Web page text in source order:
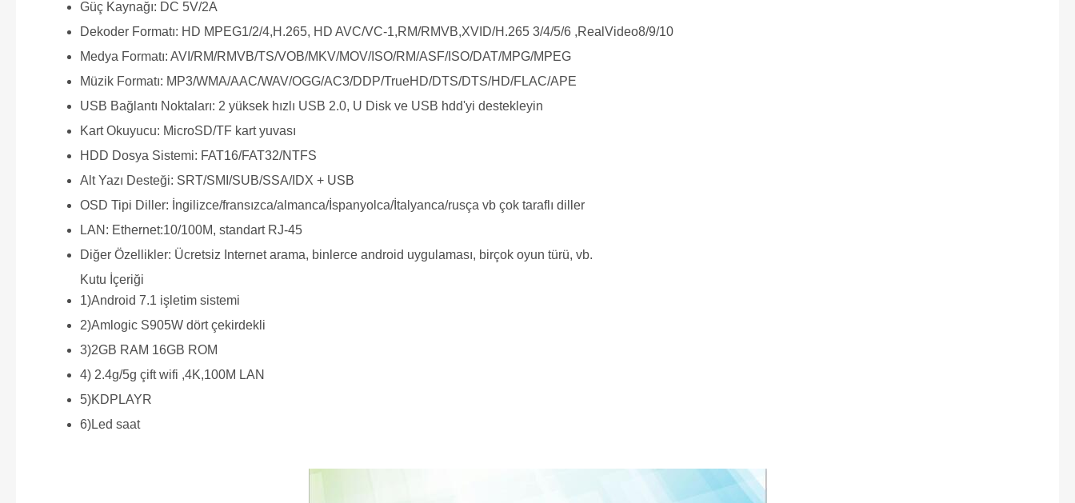
Güç Kaynağı: DC 5V/2A
Dekoder Formatı: HD MPEG1/2/4,H.265, HD AVC/VC-1,RM/RMVB,XVID/H.265 3/4/5/6 ,RealVideo8/9/10
Medya Formatı: AVI/RM/RMVB/TS/VOB/MKV/MOV/ISO/RM/ASF/ISO/DAT/MPG/MPEG
Müzik Formatı: MP3/WMA/AAC/WAV/OGG/AC3/DDP/TrueHD/DTS/DTS/HD/FLAC/APE
USB Bağlantı Noktaları: 2 yüksek hızlı USB 2.0, U Disk ve USB hdd'yi destekleyin
Kart Okuyucu: MicroSD/TF kart yuvası
HDD Dosya Sistemi: FAT16/FAT32/NTFS
Alt Yazı Desteği: SRT/SMI/SUB/SSA/IDX + USB
OSD Tipi Diller: İngilizce/fransızca/almanca/İspanyolca/İtalyanca/rusça vb çok taraflı diller
LAN: Ethernet:10/100M, standart RJ-45
Diğer Özellikler: Ücretsiz Internet arama, binlerce android uygulaması, birçok oyun türü, vb.
Kutu İçeriği
1)Android 7.1 işletim sistemi
2)Amlogic S905W dört çekirdekli
3)2GB RAM 16GB ROM
4) 2.4g/5g çift wifi ,4K,100M LAN
5)KDPLAYR
6)Led saat